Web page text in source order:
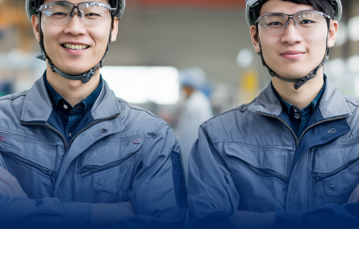
Выход на китайский рынок — это
стратегический шаг для компаний,
стремящихся к глобальному росту. Доступ
к современным технологиям, гибкому
производству, квалифицированной
рабочей силе и выгодной себестоимости
открывает новые горизонты. Однако